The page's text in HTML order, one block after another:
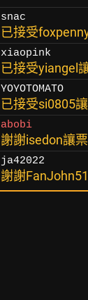
snac
已接受
xiaopink
已接受yiangel
YOYOTOMATO
已接受si0805
abobi
謝謝isedon讓
ja42022
謝謝